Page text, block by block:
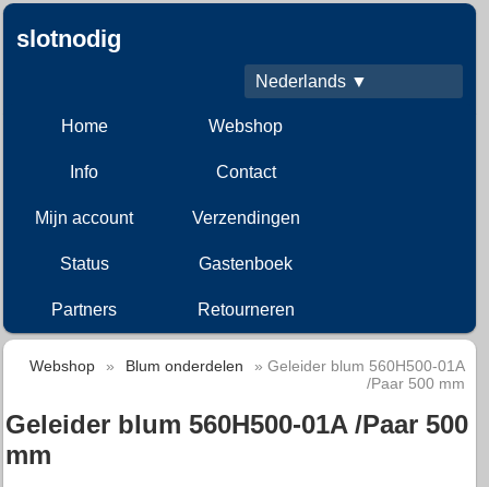
slotnodig
Nederlands ▼
Home Webshop
Info Contact
Mijn account Verzendingen
Status Gastenboek
Partners Retourneren
Webshop » Blum onderdelen
» Geleider blum 560H500-01A
/Paar 500 mm
Geleider blum 560H500-01A /Paar 500
mm